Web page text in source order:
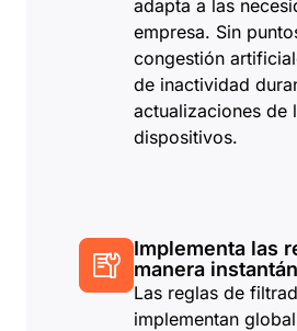
adapta a las
empresa. Sin
congestión
de inactividad
actualizaciones de
dispositivos.
Implementa las
manera
Las reglas de
implementan